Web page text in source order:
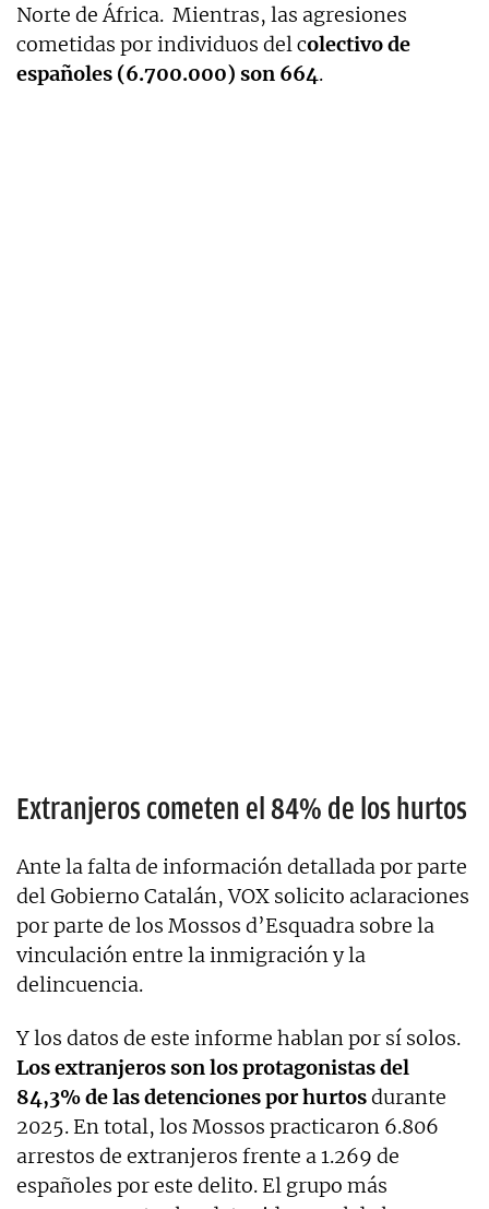
Norte de África. Mientras, las agresiones
cometidas por individuos del colectivo de
españoles (6.700.000) son 664.
Extranjeros cometen el 84% de los hurtos
Ante la falta de información detallada por parte
del Gobierno Catalán, VOX solicito aclaraciones
por parte de los Mossos d’Esquadra sobre la
vinculación entre la inmigración y la
delincuencia.
Y los datos de este informe hablan por sí solos.
Los extranjeros son los protagonistas del
84,3% de las detenciones por hurtosdurante
2025. En total, los Mossos practicaron 6.806
arrestos de extranjeros frente a 1.269 de
españoles por este delito. El grupo más